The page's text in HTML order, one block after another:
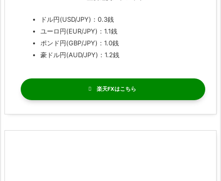
ドル円(USD/JPY)：0.3銭
ユーロ円(EUR/JPY)：1.1銭
ポンド円(GBP/JPY)：1.0銭
豪ドル円(AUD/JPY)：1.2銭
楽天FX